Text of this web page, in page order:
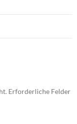
Erforderliche Felder